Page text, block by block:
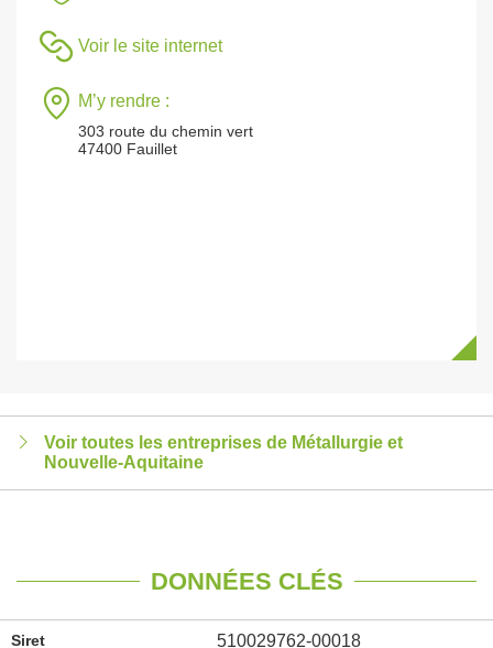
Voir le site internet
M’y rendre :
303 route du chemin vert
47400 Fauillet
Voir toutes les entreprises de Métallurgie et
Nouvelle-Aquitaine
DONNÉES CLÉS
Siret 510029762-00018